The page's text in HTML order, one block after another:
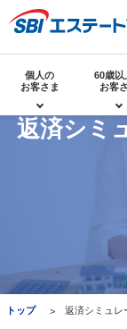
個人の
お客さま
60歳以
お客
返済シミ
トップ 返済シミュレ